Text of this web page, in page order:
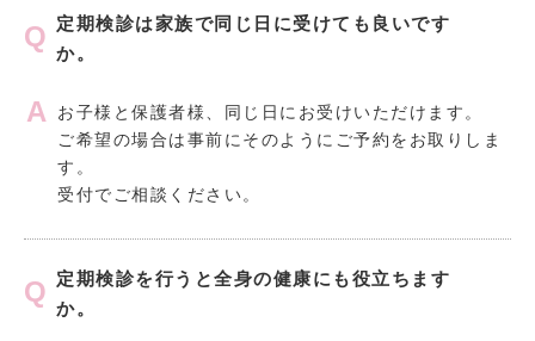
定期検診は家族で同じ日に受けても良いです
か。
お子様と保護者様、同じ日にお受けいただけます。
ご希望の場合は事前にそのようにご予約をお取りしま
す。
受付でご相談ください。
定期検診を行うと全身の健康にも役立ちます
か。